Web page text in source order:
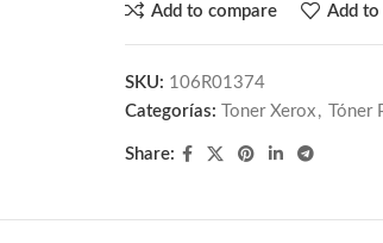
Add to compare Add
SKU: 106R01374
Categorías:
Toner Xerox , Tóner
Share: